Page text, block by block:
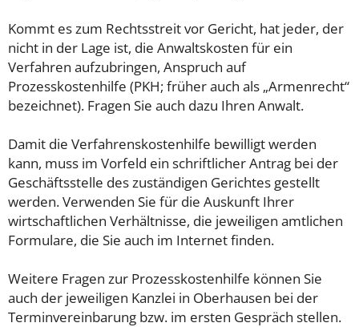
Kommt es zum Rechtsstreit vor Gericht, hat jeder, der
nicht in der Lage ist, die Anwaltskosten für ein
Verfahren aufzubringen, Anspruch auf
Prozesskostenhilfe (PKH; früher auch als „Armenrecht“
bezeichnet). Fragen Sie auch dazu Ihren Anwalt.
Damit die Verfahrenskostenhilfe bewilligt werden
kann, muss im Vorfeld ein schriftlicher Antrag bei der
Geschäftsstelle des zuständigen Gerichtes gestellt
werden. Verwenden Sie für die Auskunft Ihrer
wirtschaftlichen Verhältnisse, die jeweiligen amtlichen
Formulare, die Sie auch im Internet finden.
Weitere Fragen zur Prozesskostenhilfe können Sie
auch der jeweiligen Kanzlei in Oberhausen bei der
Terminvereinbarung bzw. im ersten Gespräch stellen.